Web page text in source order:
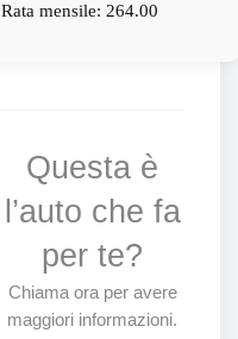
Rata mensile: 264.00
Questa è
l’auto che fa
per te?
Chiama ora per avere
maggiori informazioni.